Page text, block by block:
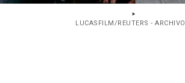
LUCASFILM/REUTERS - ARCHIVO